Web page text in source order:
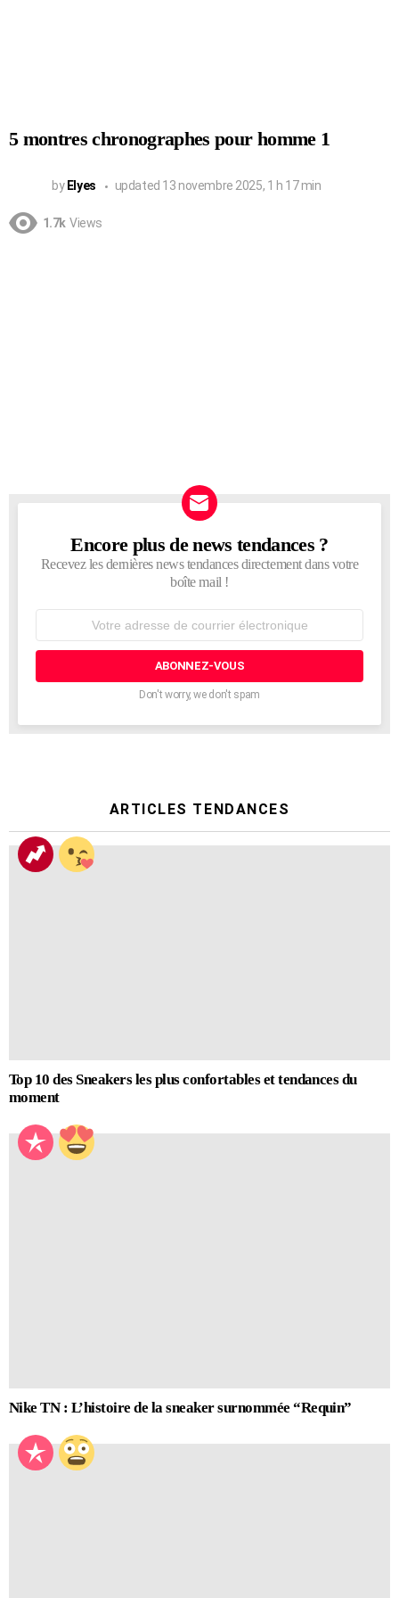
5 montres chronographes pour homme 1
by Elyes updated 13 novembre 2025, 1 h 17 min
1.7k Views
NEWSLETTER
Encore plus de news tendances ?
Recevez les dernières news tendances directement dans votre
boîte mail !
courrier
Don't worry, we don't spam
ARTICLES TENDANCES
Top 10 des Sneakers les plus confortables et tendances du
moment
Nike TN : L’histoire de la sneaker surnommée “Requin”